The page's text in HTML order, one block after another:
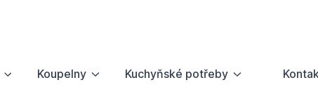
Koupelny Kuchyňské potřeby